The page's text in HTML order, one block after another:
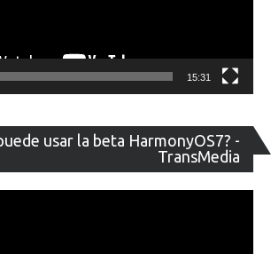
15:31
usar la beta HarmonyOS7? -
TransMedia
de